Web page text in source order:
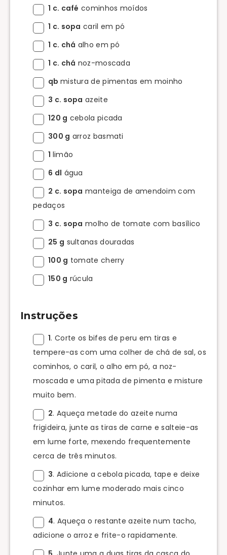
1 c. café cominhos moídos
1 c. sopa caril em pó
1 c. chá alho em pó
1 c. chá noz-moscada
qb mistura de pimentas em moinho
3 c. sopa azeite
120 g cebola picada
300 g arroz basmati
1 limão
6 dl água
2 c. sopa manteiga de amendoim com
pedaços
3 c. sopa molho de tomate com basílico
25 g sultanas douradas
100 g tomate cherry
150 g rúcula
Instruções
1. Corte os bifes de peru em tiras e
tempere-as com uma colher de chá de sal, os
cominhos, o caril, o alho em pó, a noz-
moscada e uma pitada de pimenta e misture
muito bem.
2. Aqueça metade do azeite numa
frigideira, junte as tiras de carne e salteie-as
em lume forte, mexendo frequentemente
cerca de três minutos.
3. Adicione a cebola picada, tape e deixe
cozinhar em lume moderado mais cinco
minutos.
4. Aqueça o restante azeite num tacho,
adicione o arroz e frite-o rapidamente.